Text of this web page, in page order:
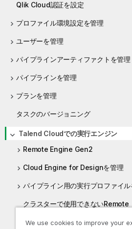
Qlik Cloud認証を設定
プロファイル環境設定を管理
ユーザーを管理
パイプラインアーティファクトを管理
パイプラインを管理
プランを管理
タスクのバージョニング
Talend Cloudでの実行エンジン
Remote Engine Gen2
Cloud Engine for Designを管理
パイプライン用の実行プロファイ
クラスターで使用できないRemote
We use cookies to improve your